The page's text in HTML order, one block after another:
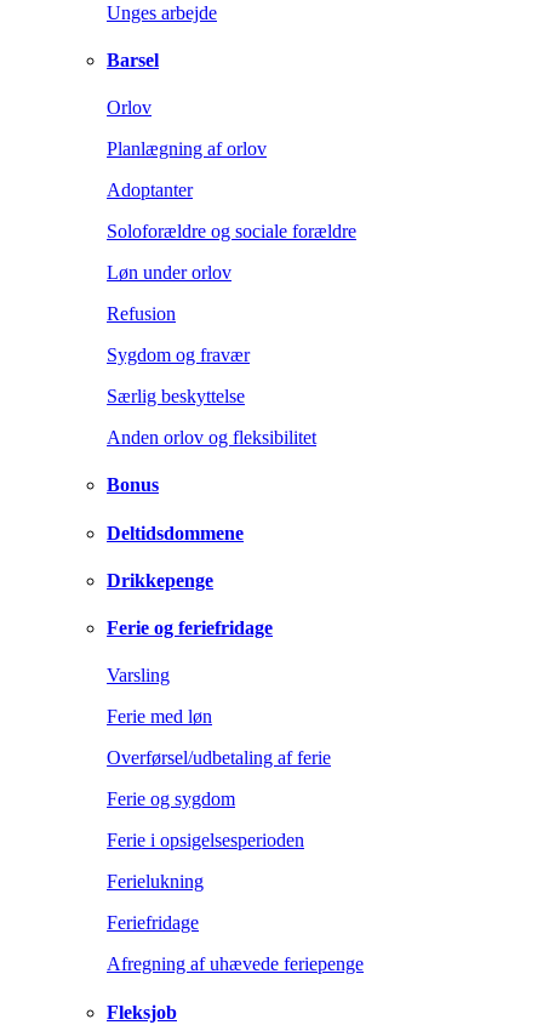
Unges arbejde
Barsel
Orlov
Planlægning af orlov
Adoptanter
Soloforældre og sociale forældre
Løn under orlov
Refusion
Sygdom og fravær
Særlig beskyttelse
Anden orlov og fleksibilitet
Bonus
Deltidsdommene
Drikkepenge
Ferie og feriefridage
Varsling
Ferie med løn
Overførsel/udbetaling af ferie
Ferie og sygdom
Ferie i opsigelsesperioden
Ferielukning
Feriefridage
Afregning af uhævede feriepenge
Fleksjob